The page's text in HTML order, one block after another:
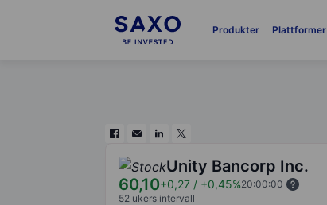
Produkter Plattformer
Unity Bancorp Inc.
60,10+0,27 / +0,45%20:00:00
52 ukers intervall